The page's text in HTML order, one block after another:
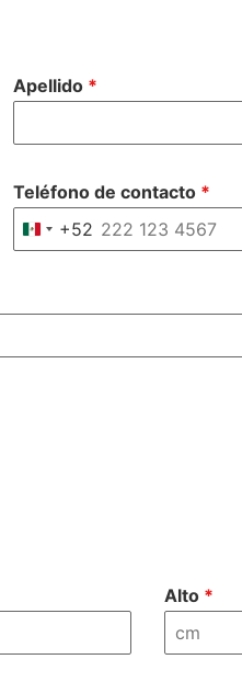
Apellido *
Teléfono de contacto *
Mexico +52
+52
Alto *